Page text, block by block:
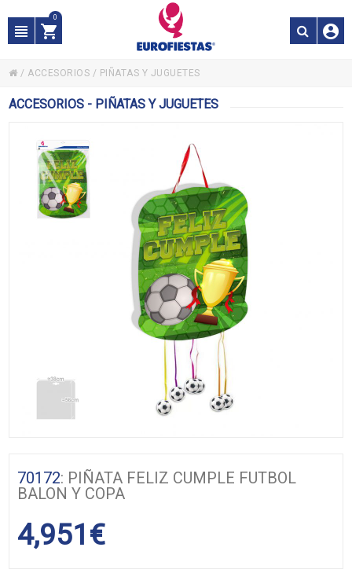
0
/ ACCESORIOS / PIÑATAS Y JUGUETES
ACCESORIOS - PIÑATAS Y JUGUETES
70172: PIÑATA FELIZ CUMPLE FUTBOL
BALON Y COPA
4,951€